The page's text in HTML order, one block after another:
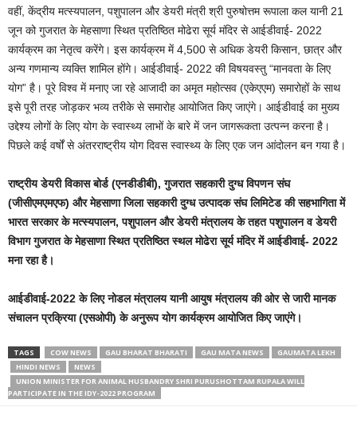
वहीं, केंद्रीय मत्स्यपालन, पशुपालन और डेयरी मंत्री श्री पुरुषोत्तम रूपाला कल यानी 21
जून को गुजरात के मेहसाणा स्थित प्रतिष्ठित मोढेरा सूर्य मंदिर से आईडीवाई- 2022
कार्यक्रम का नेतृत्व करेंगे। इस कार्यक्रम में 4,500 से अधिक डेयरी किसान, छात्र और
अन्य गणमान्य व्यक्ति शामिल होंगे। आईडीवाई- 2022 की विषयवस्तु “मानवता के लिए
योग” है। पूरे विश्व में मनाए जा रहे आजादी का अमृत महोत्सव (एकेएएम) समारोहों के साथ
इसे पूरी तरह जोड़कर भव्य तरीके से समारोह आयोजित किए जाएंगे। आईडीवाई का मुख्य
उद्देश्य लोगों के लिए योग के स्वास्थ्य लाभों के बारे में जन जागरूकता उत्पन्न करना है।
पिछले कई वर्षों से अंतरराष्ट्रीय योग दिवस स्वास्थ्य के लिए एक जन आंदोलन बन गया है।
राष्ट्रीय डेयरी विकास बोर्ड (एनडीडीबी), गुजरात सहकारी दुग्ध विपणन संघ
(जीसीएमएमएफ) और मेहसाणा जिला सहकारी दुग्ध उत्पादक संघ लिमिटेड की सहभागिता में
भारत सरकार के मत्स्यपालन, पशुपालन और डेयरी मंत्रालय के तहत पशुपालन व डेयरी
विभाग गुजरात के मेहसाणा स्थित प्रतिष्ठित स्थल मोढेरा सूर्य मंदिर में आईडीवाई- 2022
मना रहा है।
आईडीवाई-2022 के लिए नोडल मंत्रालय यानी आयुष मंत्रालय की ओर से जारी मानक
संचालन प्रक्रिया (एसओपी) के अनुरूप योग कार्यक्रम आयोजित किए जाएंगे।
TAGS COW NEWS GAU BHARAT BHARATI GAU MATA NEWS
GAUMATA LEKH
HINDI NEWS
NEWS
UNION MINISTER FOR ANIMAL HUSBANDRY SHRI PURUSHOTTAM RUPALA WILL
PARTICIPATE IN THE IDY-2022 PROGRAM